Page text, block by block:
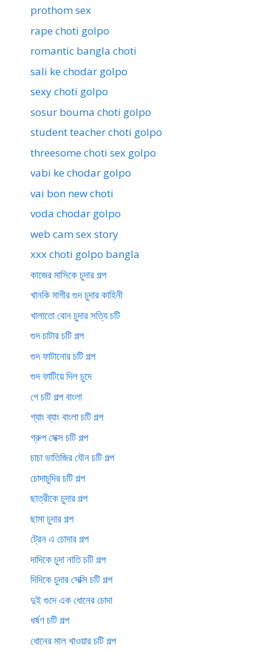
prothom sex
rape choti golpo
romantic bangla choti
sali ke chodar golpo
sexy choti golpo
sosur bouma choti golpo
student teacher choti golpo
threesome choti sex golpo
vabi ke chodar golpo
vai bon new choti
voda chodar golpo
web cam sex story
xxx choti golpo bangla
কাজের মাসিকে চুদার গল্প
খানকি মাগীর গুদ চুদার কাহিনী
খালাতো বোন চুদার সত্যি চটি
গুদ চাটার চটি গল্প
গুদ ফাটানোর চটি গল্প
গুদ ফাটিয়ে দিল চুদে
গে চটি গল্প বাংলা
গ্যাং ব্যাং বাংলা চটি গল্প
গ্রুপ সেক্স চটি গল্প
চাচা ভাতিজির যৌন চটি গল্প
চোদাচুদির চটি গল্প
ছাত্রীকে চুদার গল্প
ছামা চুদার গল্প
ট্রেন এ চোদার গল্প
দাদিকে চুদা নাতি চটি গল্প
দিদিকে চুদার সেক্সি চটি গল্প
দুই গুদে এক ধোনের চোদা
ধর্ষণ চটি গল্প
ধোনের মাল খাওয়ার চটি গল্প